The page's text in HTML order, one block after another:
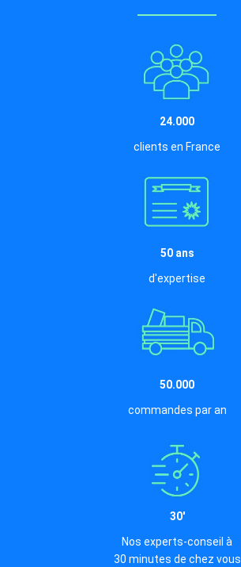
24.000
clients en France
50 ans
d'expertise
50.000
commandes par an
30'
Nos experts-conseil à
30 minutes de chez vous